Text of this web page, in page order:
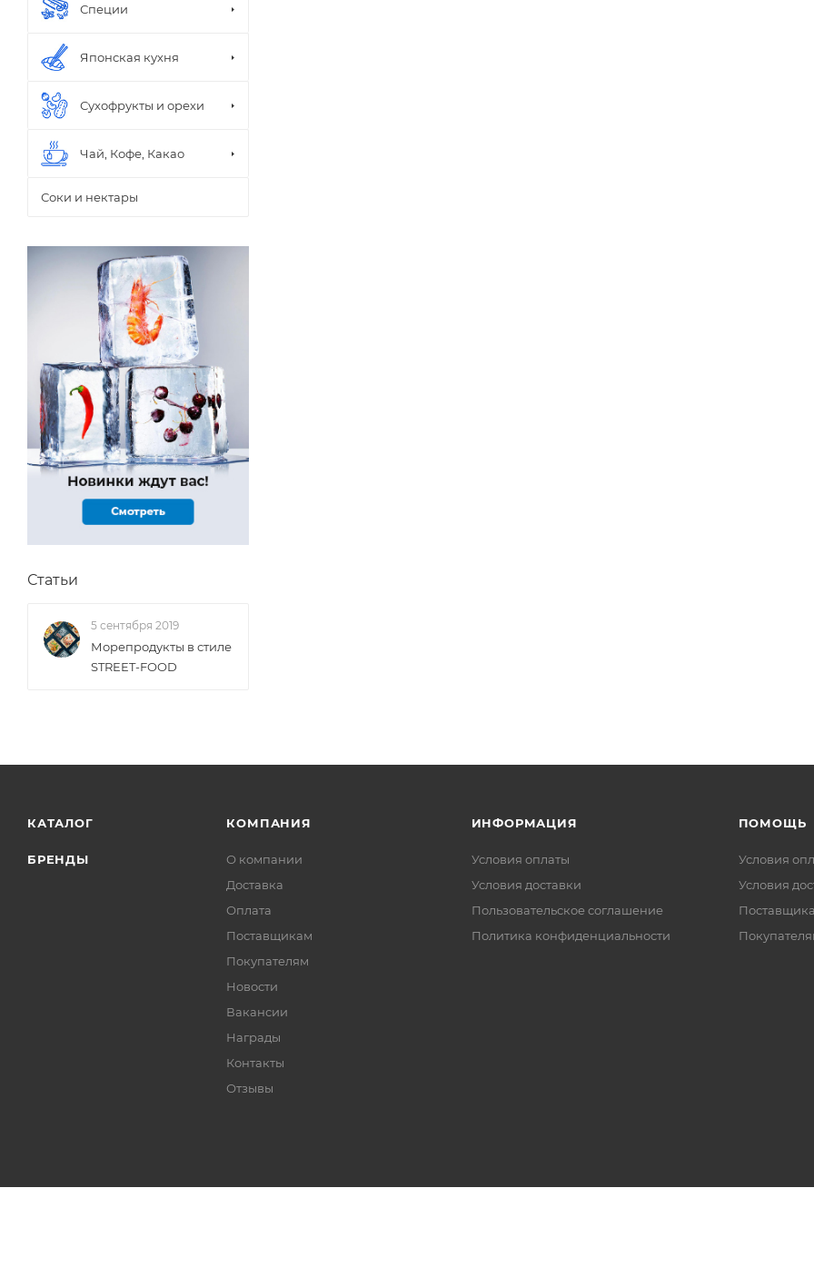
Специи
Японская кухня
Сухофрукты и орехи
Чай, Кофе, Какао
Соки и нектары
Статьи
5 сентября 2019
Морепродукты в стиле
STREET-FOOD
КАТАЛОГ
БРЕНДЫ
КОМПАНИЯ
О компании
Доставка
Оплата
Поставщикам
Покупателям
Новости
Вакансии
Награды
Контакты
Отзывы
ИНФОРМАЦИЯ
Условия оплаты
Условия доставки
Пользовательское соглашение
Политика конфиденциальности
ПОМОЩЬ
Условия
Условия